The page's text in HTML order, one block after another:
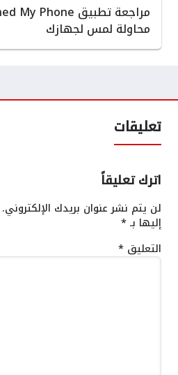
محاولة لمس لجهازك
تعليقات
اترك تعليقاً
لن يتم نشر عنوان بريدك الإلكتروني.
إليها بـ*
التعليق *